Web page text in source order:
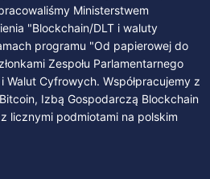
Ministerstwem
"Blockchain/DLT i waluty
programu "Od papierowej do
Zespołu Parlamentarnego
Walut Cyfrowych. Współpracujemy z
Izbą Gospodarczą Blockchain
licznymi podmiotami na polskim